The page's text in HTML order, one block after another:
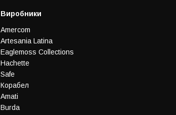
Виробники
Amercom
Artesania Latina
Eaglemoss Collections
Hachette
Safe
Корабел
Amati
Burda